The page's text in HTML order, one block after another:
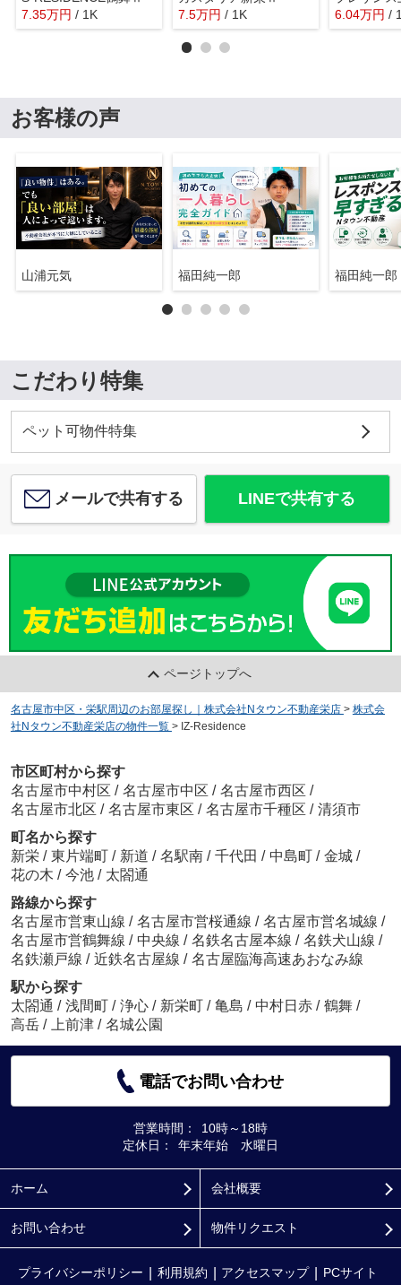
7.35万円 / 1K
7.5万円 / 1K 6.04万円 /
お客様の声
山浦元気 福田純一郎 福田純一郎
こだわり特集
ペット可物件特集
メールで共有する LINEで共有する
ページトップへ
名古屋市中区・栄駅周辺のお部屋探し｜株式会社Nタウン不動産栄店 > 株式会
社Nタウン不動産栄店の物件一覧 > IZ-Residence
市区町村から探す
名古屋市中村区 / 名古屋市中区 / 名古屋市西区 /
名古屋市北区 / 名古屋市東区 / 名古屋市千種区 / 清須市
町名から探す
新栄 / 東片端町 / 新道 / 名駅南 / 千代田 / 中島町 / 金城 /
花の木 / 今池 / 太閤通
路線から探す
名古屋市営東山線 / 名古屋市営桜通線 / 名古屋市営名城線 /
名古屋市営鶴舞線 / 中央線 / 名鉄名古屋本線 / 名鉄犬山線 /
名鉄瀬戸線 / 近鉄名古屋線 / 名古屋臨海高速あおなみ線
駅から探す
太閤通 / 浅間町 / 浄心 / 新栄町 / 亀島 / 中村日赤 / 鶴舞 /
高岳 / 上前津 / 名城公園
電話でお問い合わせ
営業時間：
10時～18時
定休日：
年末年始 水曜日
ホーム 会社概要
お問い合わせ 物件リクエスト
プライバシーポリシー 利用規約 アクセスマップ PCサイト